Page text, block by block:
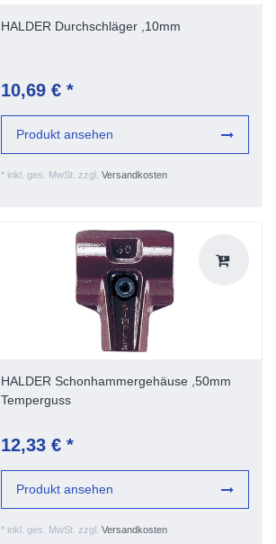
HALDER Durchschläger ,10mm
10,69 € *
* inkl. ges. MwSt. zzgl. Versandkosten
Produkt ansehen
HALDER Schonhammergehäuse ,50mm
Temperguss
12,33 € *
* inkl. ges. MwSt. zzgl. Versandkosten
Produkt ansehen